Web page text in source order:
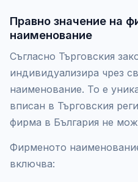
Правно значение на
наименование
Съгласно Търговския
индивидуализира чрез
наименование. То е
вписан в Търговския
фирма в България не
Фирменото
включва: